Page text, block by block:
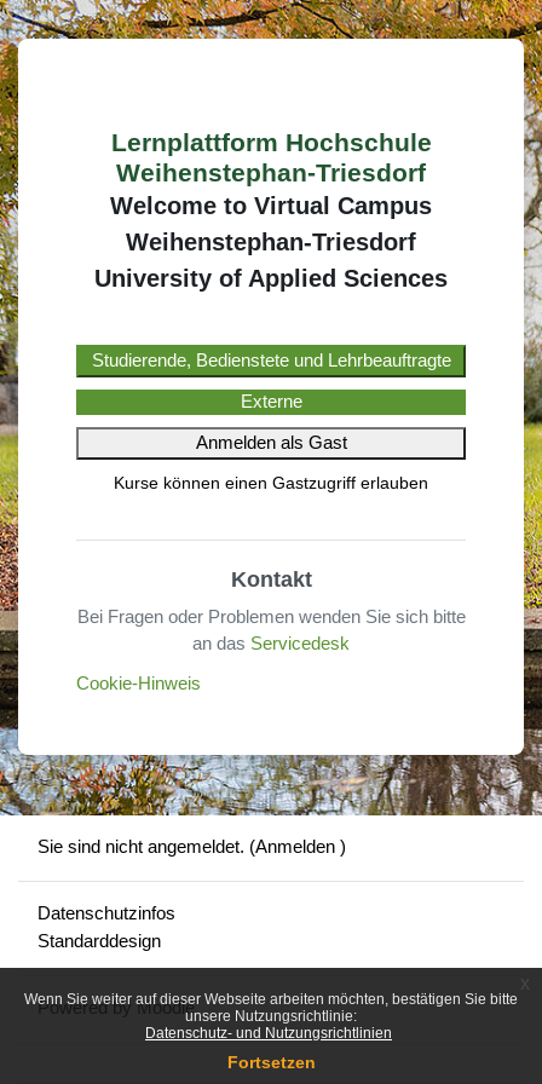
Zum Hauptinhalt
Wenn Sie weiter auf dieser Webseite arbeiten möchten, bestätigen Sie bitte
unsere Nutzungsrichtlinie:
Datenschutz- und Nutzungsrichtlinien
Fortsetzen
x
Anmelden bei
Lernplattform Hochschule
Weihenstephan-Triesdorf
Welcome to Virtual Campus
Weihenstephan-Triesdorf
University of Applied Sciences
Studierende, Bedienstete und Lehrbeauftragte
Externe
Anmeldename
Anmelden
Anmelden als Gast
Kurse können einen Gastzugriff erlauben
Kontakt
Bei Fragen oder Problemen wenden Sie sich bitte
an das Servicedesk
Cookie-Hinweis
Sie sind nicht angemeldet. (Anmelden )
Datenschutzinfos
Standarddesign
Powered byMoodle